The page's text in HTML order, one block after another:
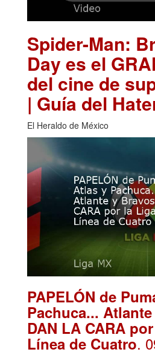
Spider-Man:
Day es el
del cine de
| Guía del
El Heraldo de México
PAPELÓN de
Pachuca...
DAN LA CARA
Línea de Cuatro.